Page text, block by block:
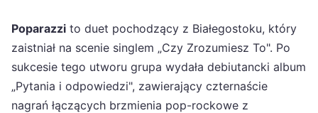
Poparazzi to duet pochodzący z Białegostoku, który
zaistniał na scenie singlem „Czy Zrozumiesz To". Po
sukcesie tego utworu grupa wydała debiutancki album
„Pytania i odpowiedzi", zawierający czternaście
nagrań łączących brzmienia pop-rockowe z